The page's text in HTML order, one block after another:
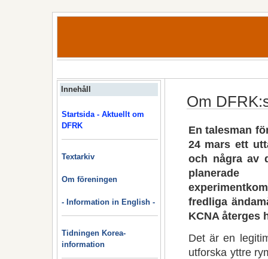
Innehåll
Startsida - Aktuellt om
DFRK
Textarkiv
Om föreningen
- Information in English -
Tidningen Korea-
information
Om
En talesman
24 mars ett
och några av
fredliga
KCNA återges
Det är en
utforska yttre